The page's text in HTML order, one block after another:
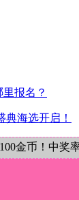
报名？
典海选开启！
金币！中奖